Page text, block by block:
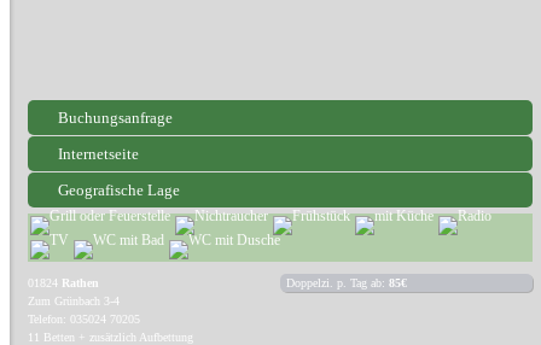
Buchungsanfrage
Internetseite
Geografische Lage
01824 Rathen
Zum Grünbach 3-4
Telefon: 035024 70205
11 Betten + zusätzlich Aufbettung
Doppelzi. p. Tag ab: 85€